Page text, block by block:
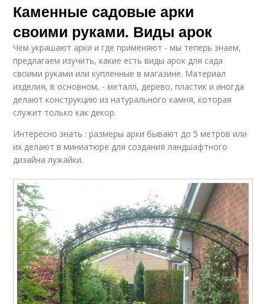
Каменные садовые арки
своими руками. Виды арок
Чем украшают арки и где применяют - мы теперь знаем,
предлагаем изучить, какие есть виды арок для сада
своими руками или купленные в магазине. Материал
изделия, в основном, - металл, дерево, пластик и иногда
делают конструкцию из натурального камня, которая
служит только как декор.
Интересно знать : размеры арки бывают до 5 метров или
их делают в миниатюре для создания ландшафтного
дизайна лужайки.